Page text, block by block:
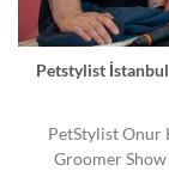
Petstylist İstanbul
PetStylist Onur
Groomer Show